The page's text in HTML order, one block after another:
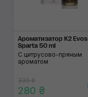
Ароматизатор K2 Evos
Sparta 50 ml
С цитрусово-пряным
ароматом
330 ₴
280 ₴